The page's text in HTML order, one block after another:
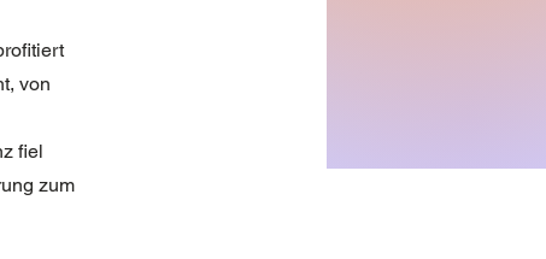
von
fiel
zum